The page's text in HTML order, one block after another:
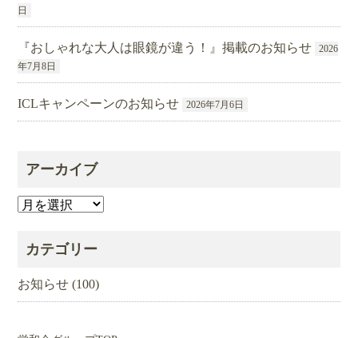
日
『おしゃれな大人は眼鏡が違う！』掲載のお知らせ
2026
年7月8日
ICLキャンペーンのお知らせ 2026年7月6日
アーカイブ
ア
ブ
カテゴリー
お知らせ (100)